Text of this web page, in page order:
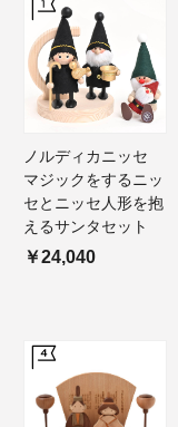
ノルディカニッセ
マジックをするニッ
セとニッセ人形を抱
えるサンタセット
￥24,040